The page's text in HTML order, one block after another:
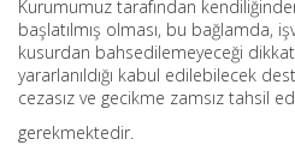
Kurumumuz tarafından
başlatılmış olması, bu bağlamda,
kusurdan bahsedilemeyeceği
yararlanıldığı kabul edilebilecek
cezasız ve gecikme zamsız tahsil
gerekmektedir.